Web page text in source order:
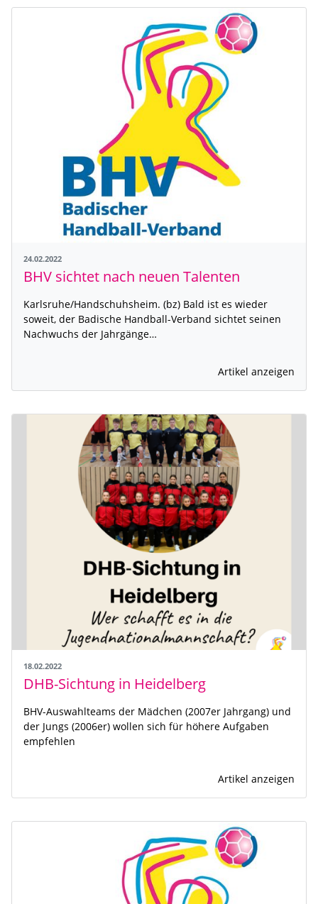
24.02.2022
BHV sichtet nach neuen Talenten
Karlsruhe/Handschuhsheim. (bz) Bald ist es wieder
soweit, der Badische Handball-Verband sichtet seinen
Nachwuchs der Jahrgänge…
Artikel anzeigen
18.02.2022
DHB-Sichtung in Heidelberg
BHV-Auswahlteams der Mädchen (2007er Jahrgang) und
der Jungs (2006er) wollen sich für höhere Aufgaben
empfehlen
Artikel anzeigen